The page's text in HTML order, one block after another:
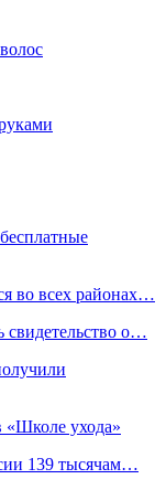
во всех районах…
свидетельство о…
«Школе ухода»
139 тысячам…